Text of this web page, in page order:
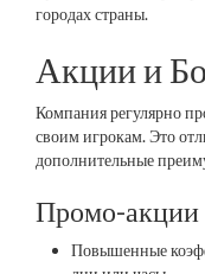
городах страны.
Акции и
Компания регулярно
своим игрокам. Это
дополнительные
Промо-
Повышенные